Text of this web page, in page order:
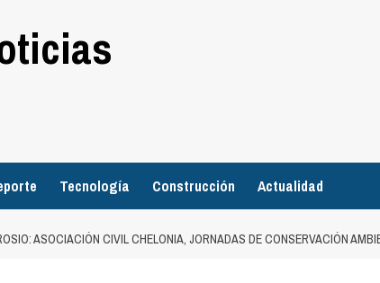
Tecnología Construcción Actualidad
ASOCIACIÓN CIVIL CHELONIA, JORNADAS DE CONSERVACIÓN